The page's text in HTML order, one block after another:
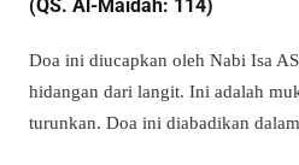
(QS. Al-Maidah: 114)
Doa ini diucapkan oleh Nabi Isa
hidangan dari langit. Ini adalah
turunkan. Doa ini diabadikan